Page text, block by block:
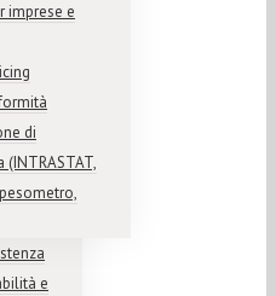
imprese e
di
e